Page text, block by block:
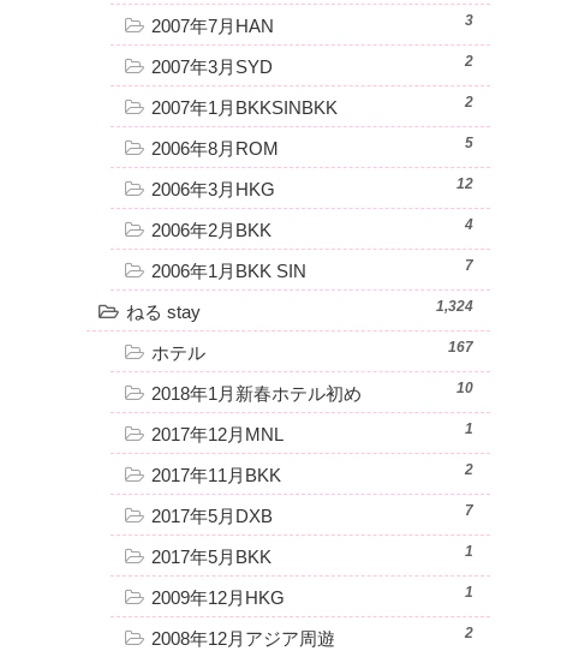
2007年7月HAN 3
2007年3月SYD 2
2007年1月BKKSINBKK 2
2006年8月ROM 5
2006年3月HKG 12
2006年2月BKK 4
2006年1月BKK SIN 7
ねる stay 1,324
ホテル 167
2018年1月新春ホテル初め 10
2017年12月MNL 1
2017年11月BKK 2
2017年5月DXB 7
2017年5月BKK 1
2009年12月HKG 1
2008年12月アジア周遊 2